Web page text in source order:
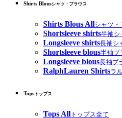
Shirts Blousシャツ・ブラウス
Shirts Blous Allシャツ・
Shortsleeve shirts半袖シ
Longsleeve shirts長袖シ
Shortsleeve blous半袖ブ
Longsleeve blous長袖ブ
RalphLauren Shirtsラ
Tops トップス
Tops All トップス全て